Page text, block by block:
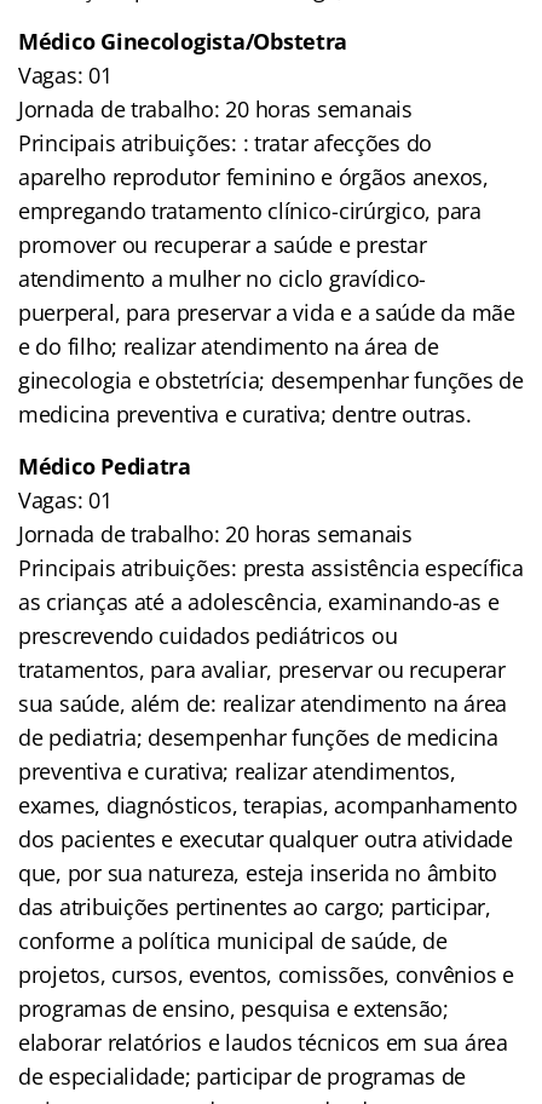
Médico Ginecologista/Obstetra
Vagas: 01
Jornada de trabalho: 20 horas semanais
Principais atribuições: : tratar afecções do
aparelho reprodutor feminino e órgãos anexos,
empregando tratamento clínico-cirúrgico, para
promover ou recuperar a saúde e prestar
atendimento a mulher no ciclo gravídico-
puerperal, para preservar a vida e a saúde da mãe
e do filho; realizar atendimento na área de
ginecologia e obstetrícia; desempenhar funções de
medicina preventiva e curativa; dentre outras.
Médico Pediatra
Vagas: 01
Jornada de trabalho: 20 horas semanais
Principais atribuições: presta assistência específica
as crianças até a adolescência, examinando-as e
prescrevendo cuidados pediátricos ou
tratamentos, para avaliar, preservar ou recuperar
sua saúde, além de: realizar atendimento na área
de pediatria; desempenhar funções de medicina
preventiva e curativa; realizar atendimentos,
exames, diagnósticos, terapias, acompanhamento
dos pacientes e executar qualquer outra atividade
que, por sua natureza, esteja inserida no âmbito
das atribuições pertinentes ao cargo; participar,
conforme a política municipal de saúde, de
projetos, cursos, eventos, comissões, convênios e
programas de ensino, pesquisa e extensão;
elaborar relatórios e laudos técnicos em sua área
de especialidade; participar de programas de